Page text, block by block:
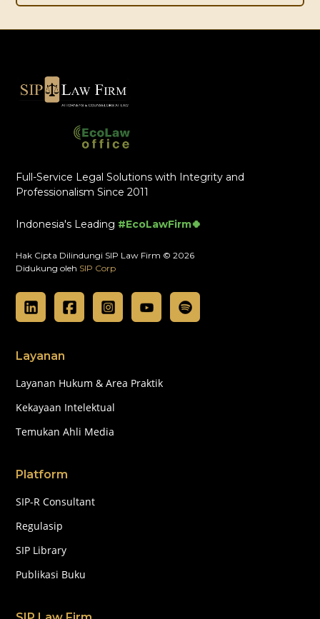
Full-Service Legal Solutions with Integrity and
Professionalism Since 2011
Indonesia's Leading #EcoLawFirm🍀
Hak Cipta Dilindungi SIP Law Firm © 2026
Didukung oleh SIP Corp
Layanan
Layanan Hukum & Area Praktik
Kekayaan Intelektual
Temukan Ahli Media
Platform
SIP-R Consultant
Regulasip
SIP Library
Publikasi Buku